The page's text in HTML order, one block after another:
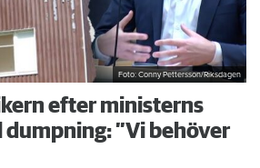
Foto: Conny Pettersson/Riksdagen
efter ministerns
dumpning: ”Vi behöver